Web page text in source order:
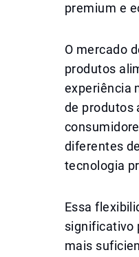
premium e
O mercado
produtos
experiência
de produtos
diferentes
tecnologia
Essa
significativo
mais